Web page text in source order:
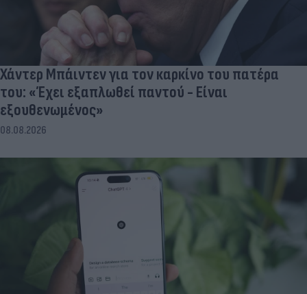
Χάντερ Μπάιντεν για τον καρκίνο του πατέρα
του: «Έχει εξαπλωθεί παντού - Είναι
εξουθενωμένος»
08.08.2026